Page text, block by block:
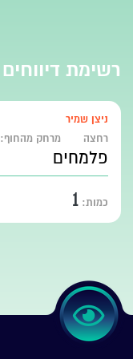
רשימת דיווחים
ניצן שמיר
רחצה מרחק מהחוף:
פלמחים
כמות: 1